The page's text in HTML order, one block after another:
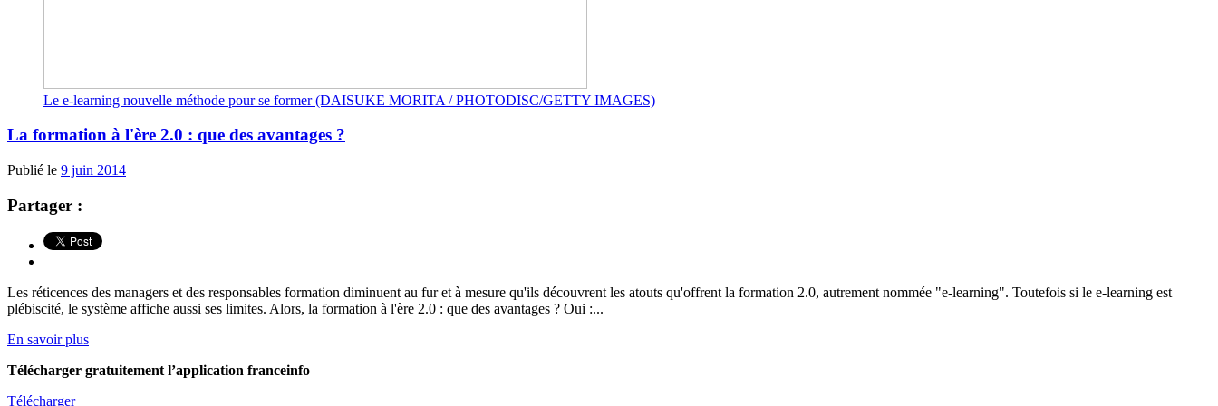
Le e-learning nouvelle méthode pour se former (DAISUKE MORITA / PHOTODISC/GETTY IMAGES)
La formation à l'ère 2.0 : que des avantages ?
Publié le 9 juin 2014
Partager :
Les réticences des managers et des responsables formation diminuent au fur et à mesure qu'ils découvrent les atouts qu'offrent la formation 2.0, autrement nommée "e-learning". Toutefois si le e-learning est
plébiscité, le système affiche aussi ses limites. Alors, la formation à l'ère 2.0 : que des avantages ? Oui :...
En savoir plus
Télécharger gratuitement l’application franceinfo
Télécharger